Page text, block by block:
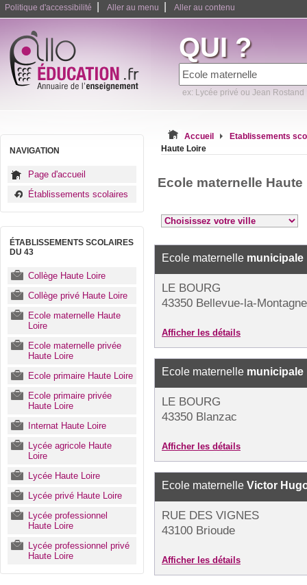
Politique d'accessibilité Aller au menu Aller au contenu
QUI ?
ex: Lycée privé ou Jean Rostand
NAVIGATION
Page d'accueil
Établissements scolaires
ÉTABLISSEMENTS SCOLAIRES
DU 43
Collège Haute Loire
Collège privé Haute Loire
Ecole maternelle Haute
Loire
Ecole maternelle privée
Haute Loire
Ecole primaire Haute Loire
Ecole primaire privée
Haute Loire
Internat Haute Loire
Lycée agricole Haute
Loire
Lycée Haute Loire
Lycée privé Haute Loire
Lycée professionnel
Haute Loire
Lycée professionnel privé
Haute Loire
Accueil
Etablissements
Haute Loire
Ecole maternelle Haute
Ecole maternelle municipale
LE BOURG
43350 Bellevue-la-Montagne
Afficher les détails
Ecole maternelle municipale
LE BOURG
43350 Blanzac
Afficher les détails
Ecole maternelle Victor
RUE DES VIGNES
43100 Brioude
Afficher les détails